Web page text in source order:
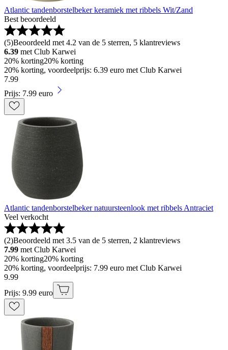
Atlantic tandenborstelbeker keramiek met ribbels Wit/Zand
Best beoordeeld
(5)Beoordeeld met 4.2 van de 5 sterren, 5 klantreviews
6.39 met Club Karwei
20% korting20% korting
20% korting, voordeelprijs: 6.39 euro met Club Karwei
7.99
Prijs: 7.99 euro
Atlantic tandenborstelbeker natuursteenlook met ribbels Antraciet
Veel verkocht
(2)Beoordeeld met 3.5 van de 5 sterren, 2 klantreviews
7.99 met Club Karwei
20% korting20% korting
20% korting, voordeelprijs: 7.99 euro met Club Karwei
9.99
Prijs: 9.99 euro